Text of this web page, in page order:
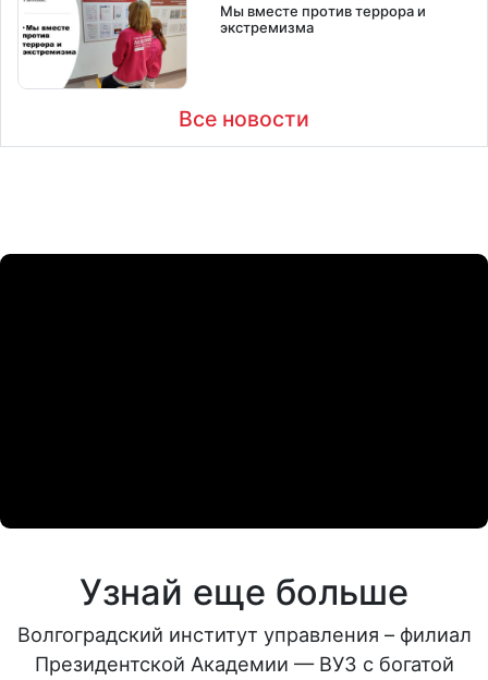
Мы вместе против террора и
экстремизма
Все новости
Узнай еще больше
Волгоградский институт управления – филиал
Президентской Академии — ВУЗ с богатой